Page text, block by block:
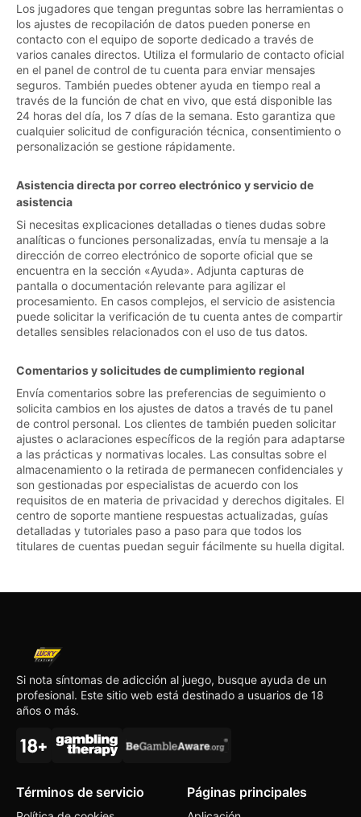
Los jugadores que tengan preguntas sobre las herramientas o
los ajustes de recopilación de datos pueden ponerse en
contacto con el equipo de soporte dedicado a través de
varios canales directos. Utiliza el formulario de contacto oficial
en el panel de control de tu cuenta para enviar mensajes
seguros. También puedes obtener ayuda en tiempo real a
través de la función de chat en vivo, que está disponible las
24 horas del día, los 7 días de la semana. Esto garantiza que
cualquier solicitud de configuración técnica, consentimiento o
personalización se gestione rápidamente.
Asistencia directa por correo electrónico y servicio de
asistencia
Si necesitas explicaciones detalladas o tienes dudas sobre
analíticas o funciones personalizadas, envía tu mensaje a la
dirección de correo electrónico de soporte oficial que se
encuentra en la sección «Ayuda». Adjunta capturas de
pantalla o documentación relevante para agilizar el
procesamiento. En casos complejos, el servicio de asistencia
puede solicitar la verificación de tu cuenta antes de compartir
detalles sensibles relacionados con el uso de tus datos.
Comentarios y solicitudes de cumplimiento regional
Envía comentarios sobre las preferencias de seguimiento o
solicita cambios en los ajustes de datos a través de tu panel
de control personal. Los clientes de también pueden solicitar
ajustes o aclaraciones específicos de la región para adaptarse
a las prácticas y normativas locales. Las consultas sobre el
almacenamiento o la retirada de permanecen confidenciales y
son gestionadas por especialistas de acuerdo con los
requisitos de en materia de privacidad y derechos digitales. El
centro de soporte mantiene respuestas actualizadas, guías
detalladas y tutoriales paso a paso para que todos los
titulares de cuentas puedan seguir fácilmente su huella digital.
Si nota síntomas de adicción al juego, busque ayuda de un
profesional. Este sitio web está destinado a usuarios de 18
años o más.
Términos de servicio Páginas principales